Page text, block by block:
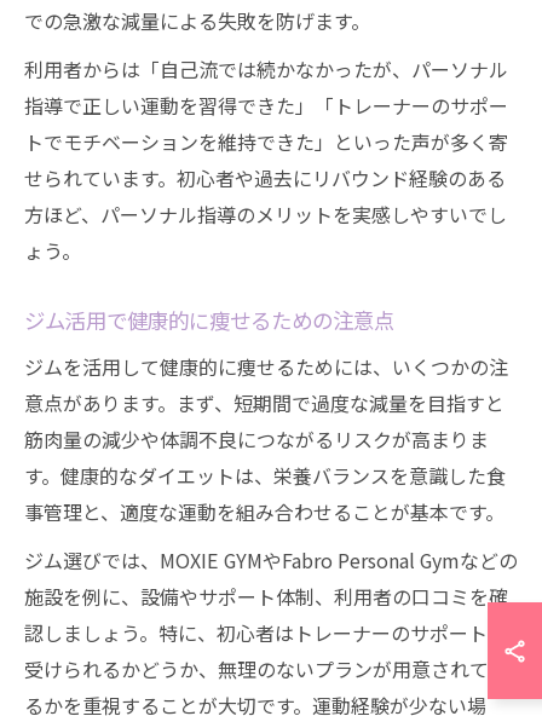
での急激な減量による失敗を防げます。
利用者からは「自己流では続かなかったが、パーソナル
指導で正しい運動を習得できた」「トレーナーのサポー
トでモチベーションを維持できた」といった声が多く寄
せられています。初心者や過去にリバウンド経験のある
方ほど、パーソナル指導のメリットを実感しやすいでし
ょう。
ジム活用で健康的に痩せるための注意点
ジムを活用して健康的に痩せるためには、いくつかの注
意点があります。まず、短期間で過度な減量を目指すと
筋肉量の減少や体調不良につながるリスクが高まりま
す。健康的なダイエットは、栄養バランスを意識した食
事管理と、適度な運動を組み合わせることが基本です。
ジム選びでは、MOXIE GYMやFabro Personal Gymなどの
施設を例に、設備やサポート体制、利用者の口コミを確
認しましょう。特に、初心者はトレーナーのサポートが
受けられるかどうか、無理のないプランが用意されてい
るかを重視することが大切です。運動経験が少ない場